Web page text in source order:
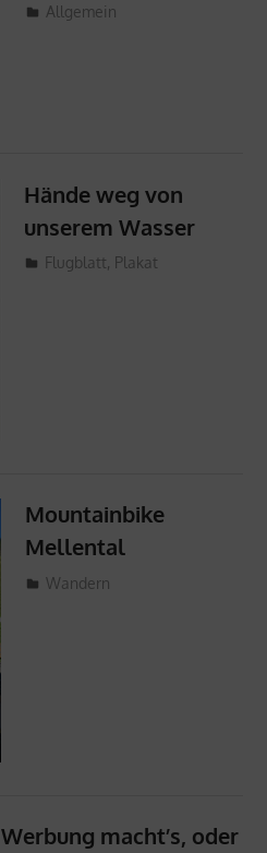
5. Mai 2024
ProMellental
Allgemein
Hände weg von
unserem Wasser
17. März 2024
ProMellental
Flugblatt, Plakat
Mountainbike
Mellental
1. März 2024
ProMellental
Wandern
Werbung macht’s, oder